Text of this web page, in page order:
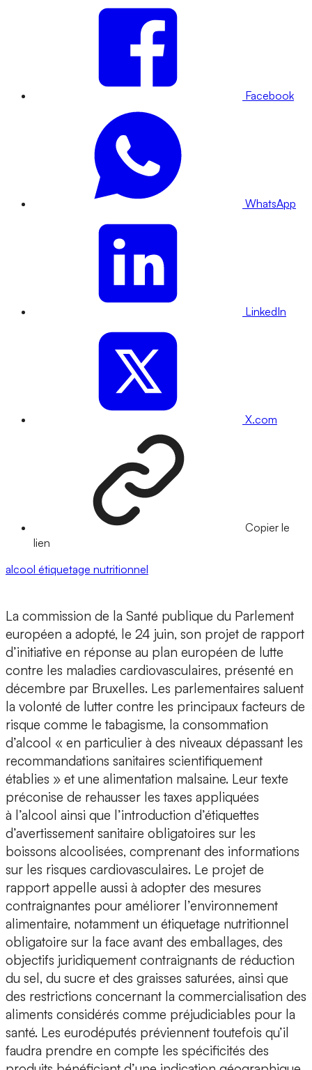
Facebook
WhatsApp
LinkedIn
X.com
Copier le
lien
alcool étiquetage nutritionnel
La commission de la Santé publique du Parlement
européen a adopté, le 24 juin, son projet de rapport
d’initiative en réponse au plan européen de lutte
contre les maladies cardiovasculaires, présenté en
décembre par Bruxelles. Les parlementaires saluent
la volonté de lutter contre les principaux facteurs de
risque comme le tabagisme, la consommation
d’alcool « en particulier à des niveaux dépassant les
recommandations sanitaires scientifiquement
établies » et une alimentation malsaine. Leur texte
préconise de rehausser les taxes appliquées
à l’alcool ainsi que l’introduction d’étiquettes
d’avertissement sanitaire obligatoires sur les
boissons alcoolisées, comprenant des informations
sur les risques cardiovasculaires. Le projet de
rapport appelle aussi à adopter des mesures
contraignantes pour améliorer l’environnement
alimentaire, notamment un étiquetage nutritionnel
obligatoire sur la face avant des emballages, des
objectifs juridiquement contraignants de réduction
du sel, du sucre et des graisses saturées, ainsi que
des restrictions concernant la commercialisation des
aliments considérés comme préjudiciables pour la
santé. Les eurodéputés préviennent toutefois qu’il
faudra prendre en compte les spécificités des